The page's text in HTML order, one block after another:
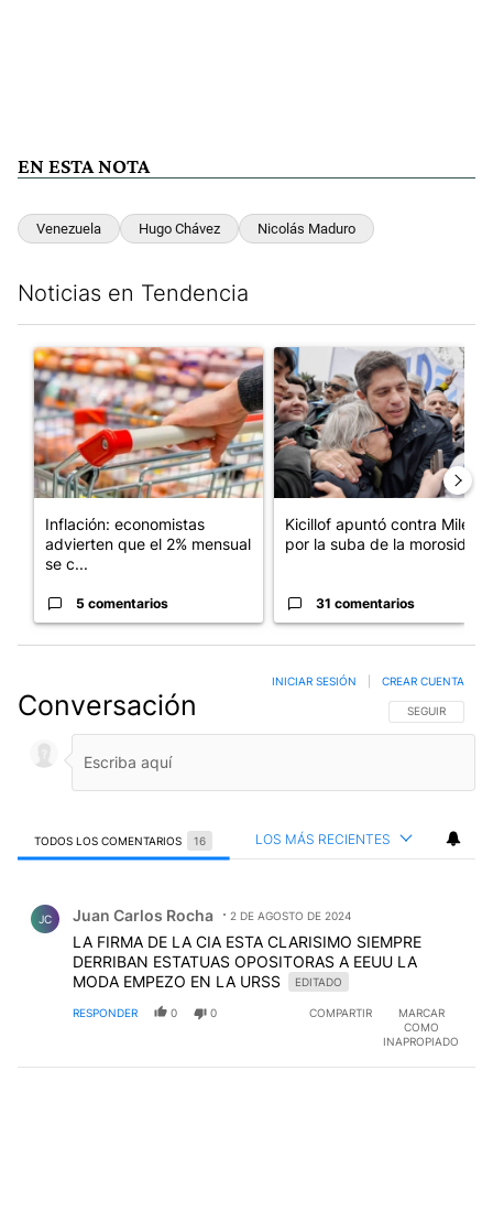
EN ESTA NOTA
Venezuela Hugo Chávez Nicolás Maduro
Noticias en Tendencia
Un artículo de tendencia con el título "Inflación: economistas
Inflación: economistas
advierten que el 2% mensual
se c...
5 comentarios
Un artículo de tendencia con
Kicillof apuntó contra Milei
por la suba de la morosida...
31 comentarios
Conversación SIGA ESTA
SEGUIR
INICIAR SESIÓN CREAR CUENTA
TODOS LOS COMENTARIOS 16 LOS MÁS RECIENTES
JC Juan Carlos Rocha 2 DE AGOSTO DE 2024
LA FIRMA DE LA CIA ESTA CLARISIMO SIEMPRE
DERRIBAN ESTATUAS OPOSITORAS A EEUU LA
MODA EMPEZO EN LA URSS
EDITADO
RESPONDER 0 0 COMPARTIR
MARCAR
COMO
INAPROPIADO